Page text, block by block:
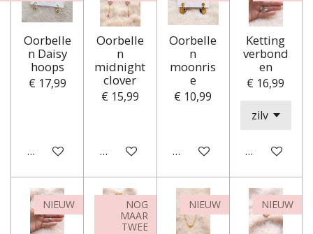
Oorbelle
n Daisy
hoops
€ 17,99
Houd mij op de hoogte
Oorbelle
n
midnight
clover
€ 15,99
In winkelwagen
Oorbelle
n
moonris
e
€ 10,99
In winkelwagen
Ketting
verbond
en
€ 16,99
In
NIEUW
NOG
MAAR
TWEE
NIEUW NIEUW